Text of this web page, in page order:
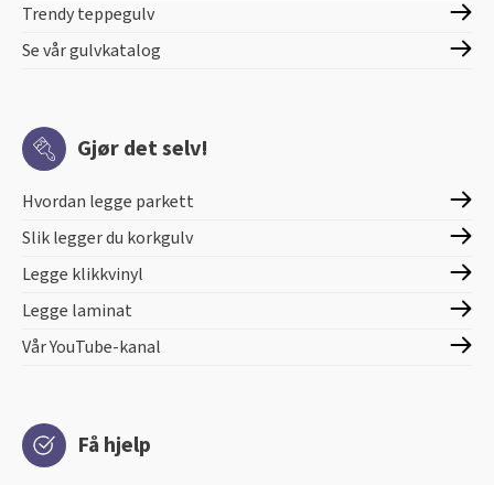
Trendy teppegulv
Se vår gulvkatalog
Gjør det selv!
Hvordan legge parkett
Slik legger du korkgulv
Legge klikkvinyl
Legge laminat
Vår YouTube-kanal
Få hjelp